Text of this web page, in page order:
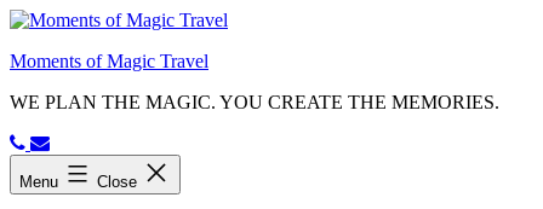
Moments of Magic Travel
WE PLAN THE MAGIC. YOU CREATE THE MEMORIES.
Menu Close